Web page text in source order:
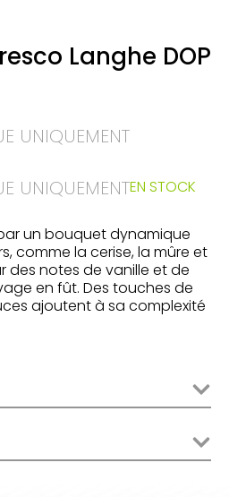
Langhe DOP
UNIQUEMENT
UNIQUEMENTEN STOCK
un bouquet dynamique
comme la cerise, la mûre et
des notes de vanille et de
en fût. Des touches de
ajoutent à sa complexité